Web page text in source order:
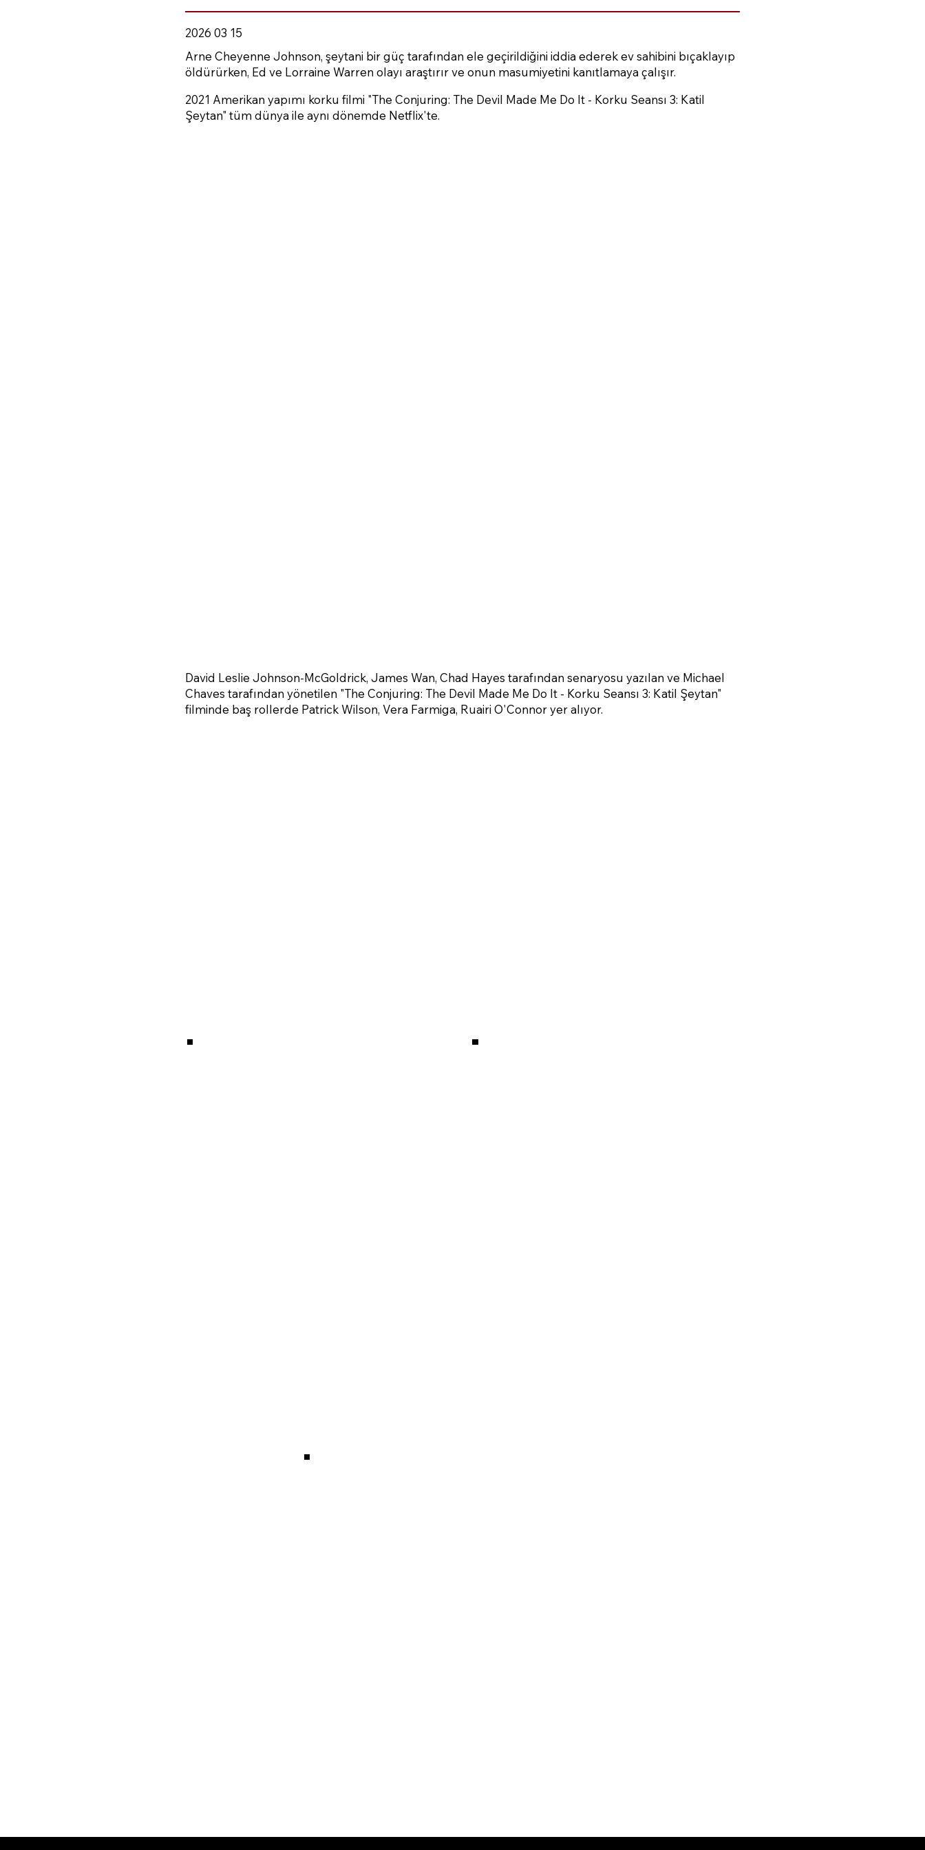
2026 03 15
Arne Cheyenne Johnson, şeytani bir güç tarafından ele geçirildiğini iddia ederek ev sahibini bıçaklayıp
öldürürken, Ed ve Lorraine Warren olayı araştırır ve onun masumiyetini kanıtlamaya çalışır.
2021 Amerikan yapımı korku filmi "The Conjuring: The Devil Made Me Do It - Korku Seansı 3: Katil
Şeytan" tüm dünya ile aynı dönemde Netflix'te.
David Leslie Johnson-McGoldrick, James Wan, Chad Hayes tarafından senaryosu yazılan ve Michael
Chaves tarafından yönetilen "The Conjuring: The Devil Made Me Do It - Korku Seansı 3: Katil Şeytan"
filminde baş rollerde Patrick Wilson, Vera Farmiga, Ruairi O'Connor yer alıyor.